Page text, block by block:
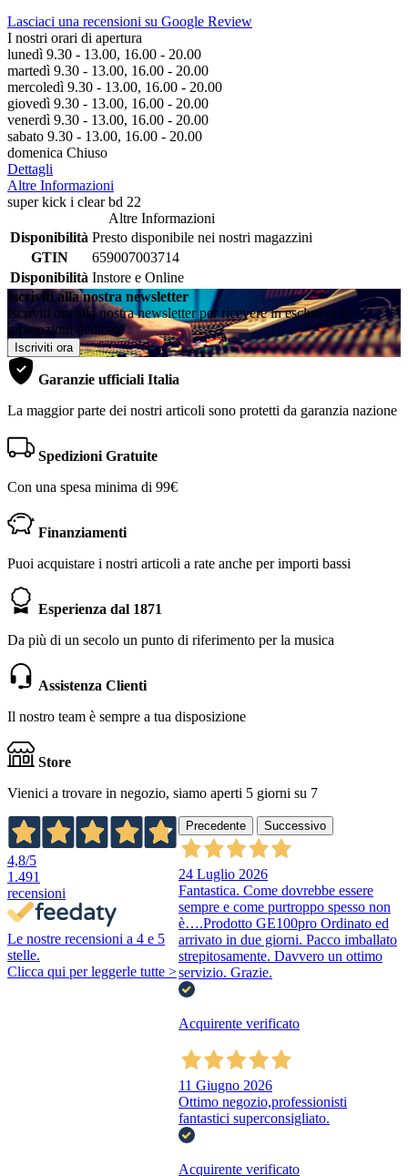
Lasciaci una recensioni su Google Review
I nostri orari di apertura
lunedì 9.30 - 13.00, 16.00 - 20.00
martedì 9.30 - 13.00, 16.00 - 20.00
mercoledì 9.30 - 13.00, 16.00 - 20.00
giovedì 9.30 - 13.00, 16.00 - 20.00
venerdì 9.30 - 13.00, 16.00 - 20.00
sabato 9.30 - 13.00, 16.00 - 20.00
domenica Chiuso
Dettagli
Altre Informazioni
super kick i clear bd 22
Altre Informazioni
Disponibilità Presto disponibile nei nostri magazzini
GTIN
659007003714
Disponibilità Instore e Online
Iscriviti alla nostra newsletter
Iscriviti ora alla nostra newsletter per ricevere in esclusiva le
promozioni dedicate
Iscriviti ora
Garanzie ufficiali Italia
La maggior parte dei nostri articoli sono protetti da garanzia nazione
Spedizioni Gratuite
Con una spesa minima di 99€
Finanziamenti
Puoi acquistare i nostri articoli a rate anche per importi bassi
Esperienza dal 1871
Da più di un secolo un punto di riferimento per la musica
Assistenza Clienti
Il nostro team è sempre a tua disposizione
Store
Vienici a trovare in negozio, siamo aperti 5 giorni su 7
4,8/5
1.491
recensioni
Le nostre recensioni a 4 e 5
stelle.
Clicca qui per leggerle tutte >
Precedente Successivo
24 Luglio 2026
Fantastica. Come dovrebbe essere
sempre e come purtroppo spesso non
è….Prodotto GE100pro Ordinato ed
arrivato in due giorni. Pacco imballato
strepitosamente. Davvero un ottimo
servizio. Grazie.
Acquirente verificato
11 Giugno 2026
Ottimo negozio,professionisti
fantastici superconsigliato.
Acquirente verificato